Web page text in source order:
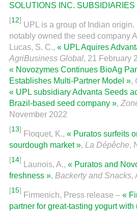
SOLUTIONS INC. SUBSIDIARIES
[12]
UPL is a group of Indian
notably owned the seed company
Lucas, S. C., « UPL Aquires
AgriBusiness Global, 21 February
« Novozymes Continues BioAg
Establishes Multi-Partner Model »,
« UPL subsidiary Advanta Seeds
Brazil-based seed company »,
November 2022
[13]
Floquet, K., « Puratos surfeits
sourdough market », La Dépêche,
[14]
Launois, A., « Puratos and
freshness », Backerty and Snacks,
[15]
Firmenich, Press release – «
partner for great-tasting yogurt